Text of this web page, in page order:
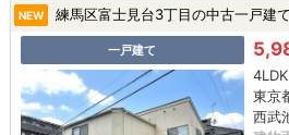
NEW 練馬区富士見台3丁目の中古一戸建て
一戸建て
東京
西武